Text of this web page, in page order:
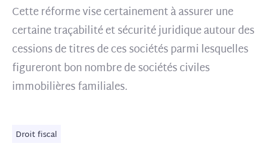
Cette réforme vise certainement à assurer une
certaine traçabilité et sécurité juridique autour des
cessions de titres de ces sociétés parmi lesquelles
figureront bon nombre de sociétés civiles
immobilières familiales.
Droit fiscal